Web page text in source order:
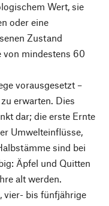
Wert, sie
oder eine
Zustand
von mindestens 60
vorausgesetzt –
erwarten. Dies
dar; die erste Ernte
Umwelteinflüsse,
sind bei
Äpfel und Quitten
alt werden.
vier- bis fünfjährige